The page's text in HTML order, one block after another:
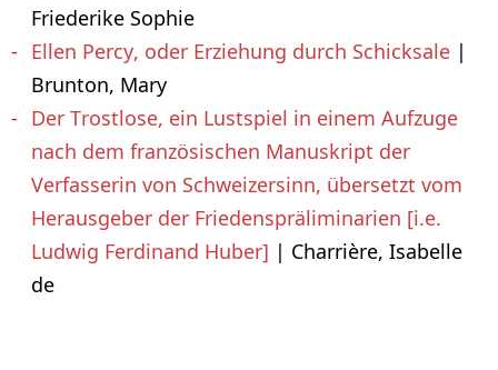
Friederike Sophie
Ellen Percy, oder Erziehung durch Schicksale |
Brunton, Mary
Der Trostlose, ein Lustspiel in einem Aufzuge
nach dem französischen Manuskript der
Verfasserin von Schweizersinn, übersetzt vom
Herausgeber der Friedenspräliminarien [i.e.
Ludwig Ferdinand Huber] | Charrière, Isabelle
de